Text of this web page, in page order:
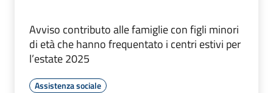
Avviso contributo alle famiglie con figli minori
di età che hanno frequentato i centri estivi per
l’estate 2025
Assistenza sociale